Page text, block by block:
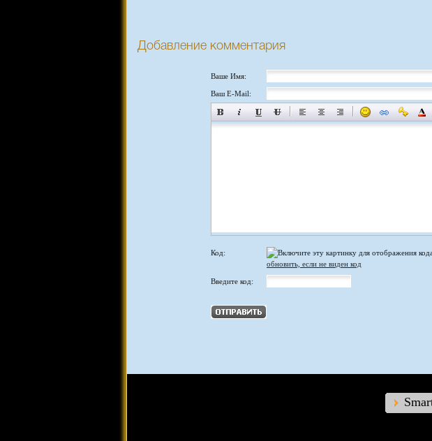
Добавление комментария
Ваше Имя:
Ваш E-Mail:
Код:
обновить, если не виден код
Введите код: